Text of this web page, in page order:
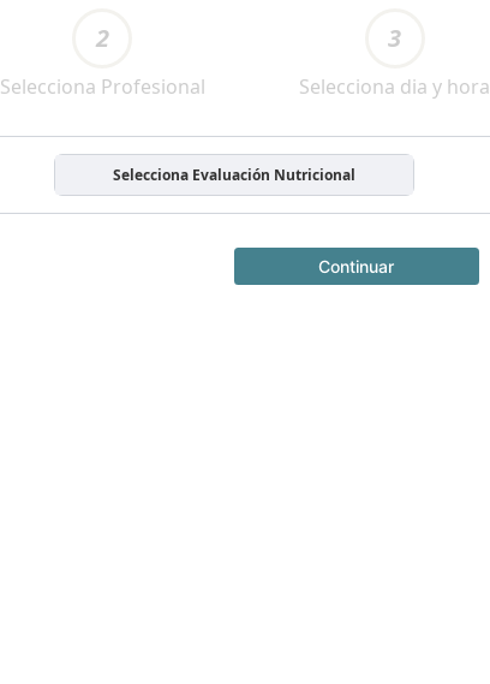
2
Selecciona Profesional
3
Selecciona dia y hora
Selecciona Evaluación Nutricional
Continuar